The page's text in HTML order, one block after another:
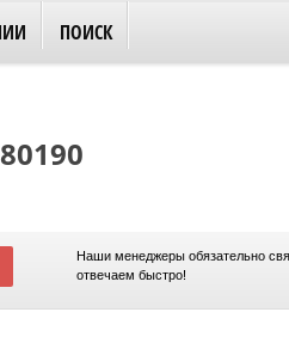
ПОИСК
Наши менеджеры обязательно
отвечаем быстро!